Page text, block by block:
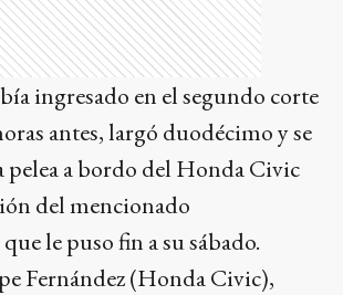
ingresado en el segundo corte
antes, largó duodécimo y se
pelea a bordo del Honda Civic
del mencionado
le puso fin a su sábado.
Fernández (Honda Civic),